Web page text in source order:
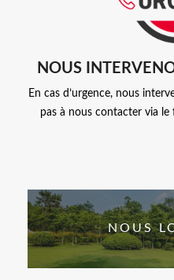
NOUS
En cas d’urgence, nous
pas à nous contacter via
NOUS